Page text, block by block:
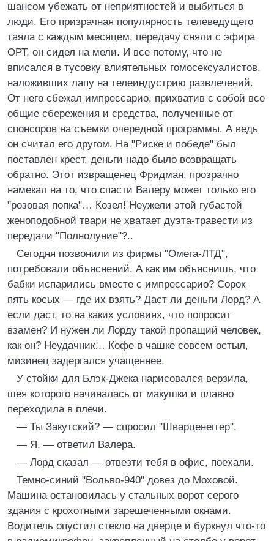
шансом убежать от неприятностей и выбиться в
люди. Его призрачная популярность телеведущего
таяла с каждым месяцем, передачу сняли с эфира
ОРТ, он сидел на мели. И все потому, что не
вписался в тусовку влиятельных гомосексуалистов,
наложивших лапу на телеиндустрию развлечений.
От него сбежал импрессарио, прихватив с собой все
общие сбережения и средства, полученные от
спонсоров на съемки очередной программы. А ведь
он считал его другом. На "Риске и победе" был
поставлен крест, деньги надо было возвращать
обратно. Этот извращенец Фридман, прозрачно
намекал на то, что спасти Валеру может только его
"розовая попка"… Козел! Неужели этой губастой
женоподобной твари не хватает дуэта-травести из
передачи "Полнолуние"?..
Сегодня позвонили из фирмы "Омега-ЛТД",
потребовали объяснений. А как им объяснишь, что
бабки испарились вместе с импрессарио? Сорок
пять косых — где их взять? Даст ли деньги Лорд? А
если даст, то на каких условиях, что попросит
взамен? И нужен ли Лорду такой пропащий человек,
как он? Неудачник… Кофе в чашке совсем остыл,
мизинец задергался учащеннее.
У стойки для Блэк-Джека нарисовался верзила,
шея которого начиналась от макушки и плавно
переходила в плечи.
— Ты Закутский? — спросил "Шварценеггер".
— Я, — ответил Валера.
— Лорд сказал — отвезти тебя в офис, поехали.
Темно-синий "Вольво-940" довез до Моховой.
Машина остановилась у стальных ворот серого
здания с крохотными зарешеченными окнами.
Водитель опустил стекло на дверце и буркнул что-то